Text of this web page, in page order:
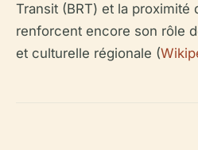
Transit (BRT) et la proximité
renforcent encore son rôle
et culturelle régionale (